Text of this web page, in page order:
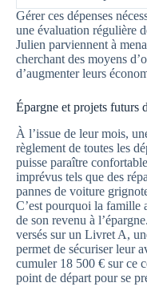
Gérer ces dépenses
une évaluation régulière
Julien parviennent à
cherchant des moyens
d’augmenter leurs
Épargne et projets futurs
À l’issue de leur mois,
règlement de toutes les
puisse paraître
imprévus tels que des
pannes de voiture
C’est pourquoi la famille
de son revenu à
versés sur un Livret A,
permet de sécuriser leur
cumuler 18 500 € sur ce
point de départ pour se